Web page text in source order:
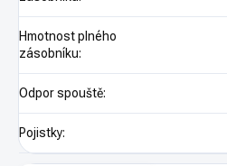
Hmotnost plného
zásobníku:
Odpor spouště:
Pojistky: